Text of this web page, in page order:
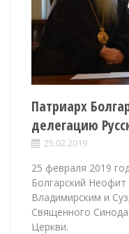
Патриарх
делегацию
25.02.2019
25 февраля 2019
Болгарский
Владимирским и
Священного
Церкви.